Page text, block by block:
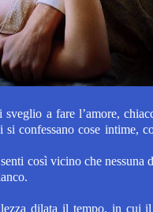
a fare l’amore,
si confessano cose intime,
così vicino che nessuna
dilata il tempo, in cui il